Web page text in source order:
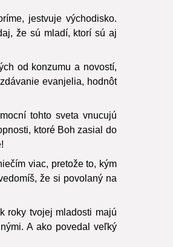
jestvuje východisko.
že sú mladí, ktorí sú aj
od konzumu a novostí,
evanjelia, hodnôt
tohto sveta vnucujú
ktoré Boh zasial do
viac, pretože to, kým
že si povolaný na
roky tvojej mladosti majú
A ako povedal veľký